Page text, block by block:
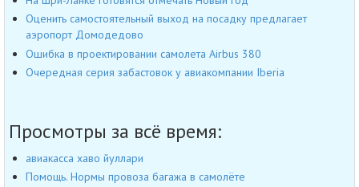
Оценить самостоятельный выход на посадку предлагает
аэропорт Домодедово
Ошибка в проектировании самолета Airbus 380
Очередная серия забастовок у авиакомпании Iberia
Просмотры за всё время:
авиакасса хаво йуллари
Помощь. Нормы провоза багажа в самолёте